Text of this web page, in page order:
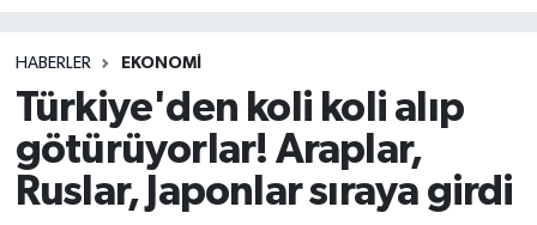
HABERLER EKONOMİ
Türkiye'den koli koli alıp
götürüyorlar! Araplar,
Ruslar, Japonlar sıraya girdi
Haber Arşivi